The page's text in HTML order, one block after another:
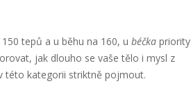
tepů a u běhu na 160, u béčka priority
jak dlouho se vaše tělo i mysl z
této kategorii striktně pojmout.